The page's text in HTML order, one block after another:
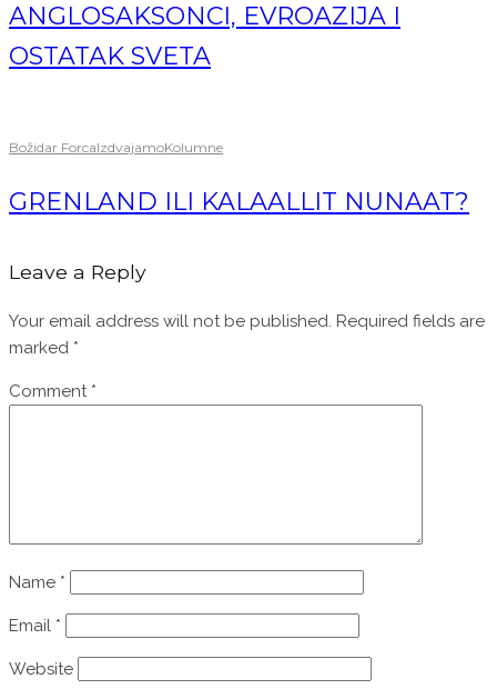
ANGLOSAKSONCI, EVROAZIJA I
OSTATAK SVETA
Božidar ForcaIzdvajamoKolumne
GRENLAND ILI KALAALLIT NUNAAT?
Leave a Reply
Your email address will not be published. Required fields are
marked *
Comment *
Name *
Email *
Website